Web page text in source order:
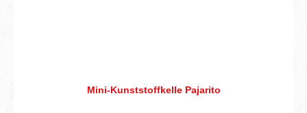
Mini-Kunststoffkelle Pajarito